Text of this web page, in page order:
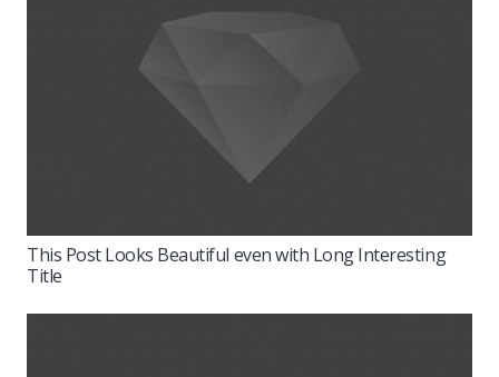
This Post Looks Beautiful even with Long Interesting
Title